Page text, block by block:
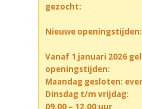
gezocht:
Nieuwe openingstijden:
Vanaf 1 januari 2026
openingstijden:
Maandag gesloten:
Dinsdag t/m vrijdag:
09.00 – 12.00 uur